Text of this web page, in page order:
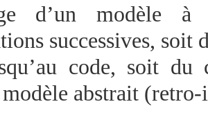
d’un modèle à
successives, soit
code, soit
modèle abstrait